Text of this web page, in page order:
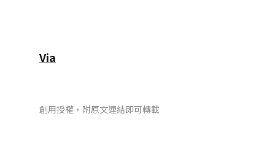
Via
創用授權，附原文連結即可轉載